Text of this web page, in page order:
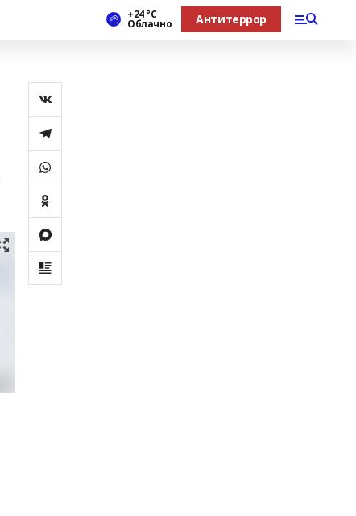
+24 °С
Облачно Антитеррор